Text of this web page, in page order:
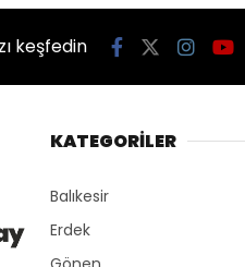
keşfedin
KATEGORİLER
Balıkesir
Erdek